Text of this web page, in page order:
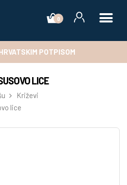
0
POTPISOM
LICE
Križevi
lice